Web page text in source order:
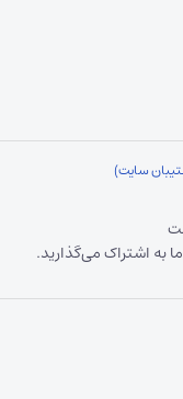
به اشتراک می‌گذارید.